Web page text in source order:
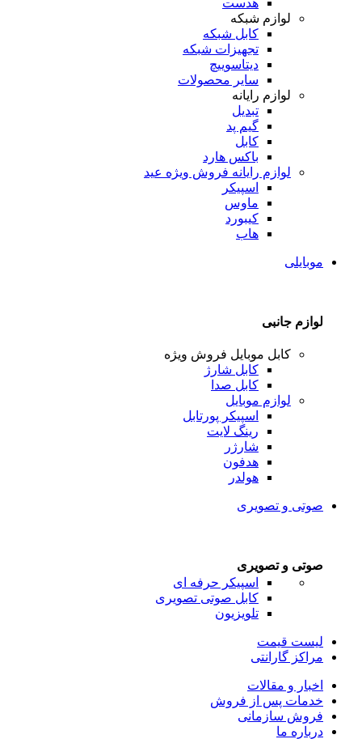
لوازم شبکه
کابل شبکه
تجهیزات شبکه
دیتاسوییچ
سایر محصولات
لوازم رایانه
تبدیل
گیم پد
کابل
باکس هارد
لوازم رایانه فروش ویژه عید
اسپیکر
ماوس
کیبورد
هاب
موبایلی
لوازم جانبی
کابل موبایل فروش ویژه
کابل شارژ
کابل صدا
لوازم موبایل
اسپیکر پورتابل
رینگ لایت
شارژر
هدفون
هولدر
صوتی و تصویری
صوتی و تصویری
اسپیکر حرفه ای
کابل صوتی تصویری
تلویزیون
لیست قیمت
مراکز گارانتی
اخبار و مقالات
خدمات پس از فروش
فروش سازمانی
درباره ما